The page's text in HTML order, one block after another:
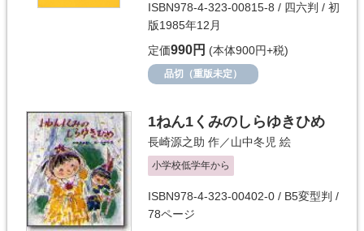
ISBN978-4-323-00815-8 / 四六判 / 初
版1985年12月
定価990円 (本体900円+税)
品切（重版未定）
1ねん1くみのしらゆきひめ
長崎源之助 作／山中冬児 絵
小学校低学年から
ISBN978-4-323-00402-0 / B5変型判 /
78ページ